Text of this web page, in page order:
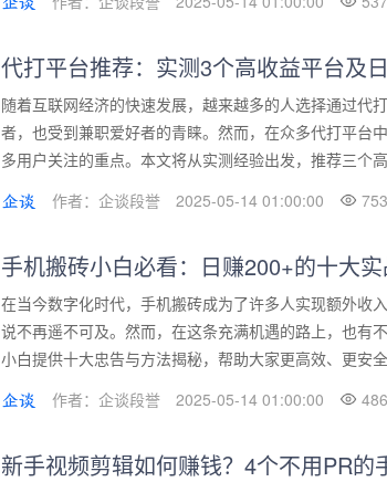
代打平台推荐：实测3个高收益平台及
随着互联网经济的快速发展，越来越多的人选择通过代
者，也受到兼职爱好者的青睐。然而，在众多代打平台
多用户关注的重点。本文将从实测经验出发，推荐三个
作者：企谈段誉
2025-05-14 01:00:00 753
手机搬砖小白必看：日赚200+的十大
在当今数字化时代，手机搬砖成为了许多人实现额外收
说不再遥不可及。然而，在这条充满机遇的路上，也有
小白提供十大忠告与方法揭秘，帮助大家更高效、更安
作者：企谈段誉
2025-05-14 01:00:00 486
新手视频剪辑如何赚钱？4个不用PR的